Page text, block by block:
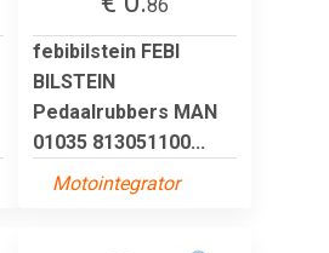
86
febibilstein FEBI
BILSTEIN
Pedaalrubbers MAN
01035 813051100...
Motointegrator